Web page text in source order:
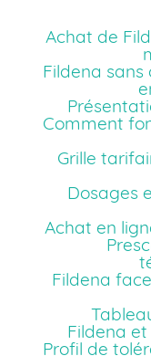
Achat de
Fildena
Comment
Grille
Dosages
Achat en
Fildena
Fildena
Profil de